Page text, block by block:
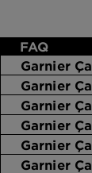
FAQ
Garnier
Garnier
Garnier
Garnier
Garnier
Garnier